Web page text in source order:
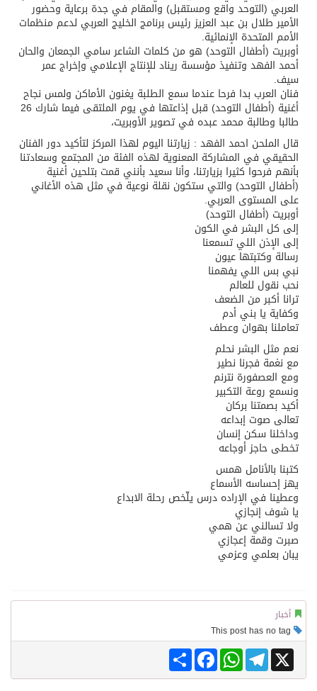
كسوة الكعبة تعتلي البيت العتيق
العربي (التوحد واقع ومستقبل) والمقام في جدة برعاية وحضور
الأمير طلال بن عبد العزيز رئيس برنامج الخليج العربي لدعم منظمات
الأمم المتحدة الإنمائية.
أوبريت (أطفال التوحد) هو من كلمات الشاعر سامي الجمعان والحان
أحمد الفهد وتنفيذ مؤسسة ريناد للإنتاج الإعلامي وإخراج عمر
سيف.
فنان العرب بدا فرحا عندما سمع الطلبة يغنون الأماكن ولمس نجاح
أغنية (أطفال التوحد) قبل إذاعتها في يوم الملتقى فيما شارك 26
طالبا وطالبة محمد عبده في تصوير الأوبريت،
قال الملحن احمد الفهد : زيارتنا اليوم لهذا المركز لتأكيد دور الفنان
الحقيقي في المشاركة المعنوية لهذه الفئة من المجتمع وسعادتنا
بأنهم فرحوا كثيرا بزيارتنا، وأنا سعيد بأنني قمت بتلحين أغنية
(أطفال التوحد) والتي ستكون نقلة نوعية في مثل هذه الأغاني
على المستوى العربي.
أوبريت (أطفال التوحد)
إلى كل البشر في الكون
إلى الإذن اللي تسمعنا
رسالة وكتبتها عيون
نبي بس اللي يفهمنا
نحب نقول للعالم
ترانا أكبر من الضعف
وكفاية يا بني أدم
تعاملنا بهوان وعطف
نعم مثل البشر نحلم
مع نغمة فجرنا نطير
ومع العصفورة نترنم
ونسمع روعة التكبير
أكيد بصمتنا بركان
تعالى صوت إبداعه
وداخلنا سكن إنسان
تخطى حاجز أوجاعه
كتبنا بالأنامل همس
يهز إحساسه الأسماع
وعطينا في الإراده درس يلّخص رحلة الابداع
يا شوف إنجازي
ولا تسالني عن همي
صبرت وقمة إعجازي
يبان بعلمي وعزمي
أخبار
Share
FacebookWhatsAppTelegram X